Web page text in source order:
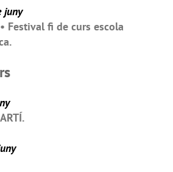
juny
Festival fi de curs escola